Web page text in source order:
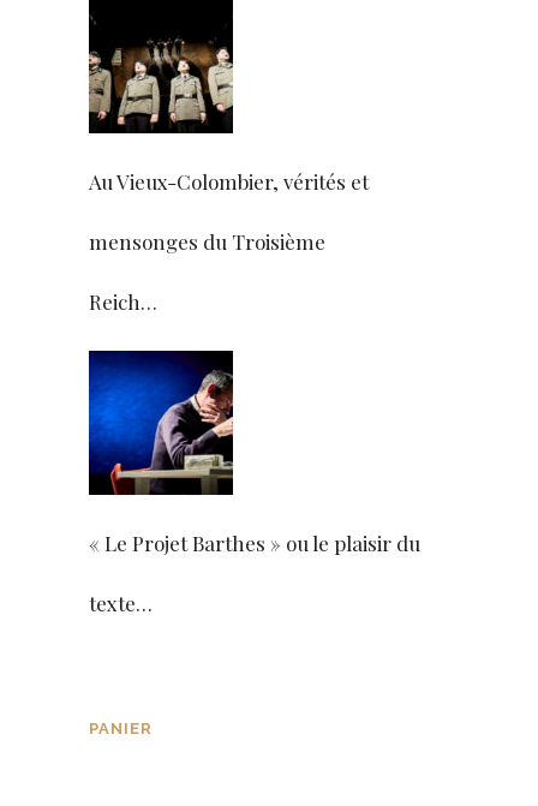
Au Vieux-Colombier, vérités et
mensonges du Troisième
Reich…
« Le Projet Barthes » ou le plaisir du
texte…
PANIER